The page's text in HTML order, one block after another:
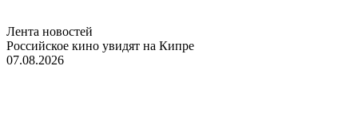
Лента новостей
Российское кино увидят на Кипре
07.08.2026